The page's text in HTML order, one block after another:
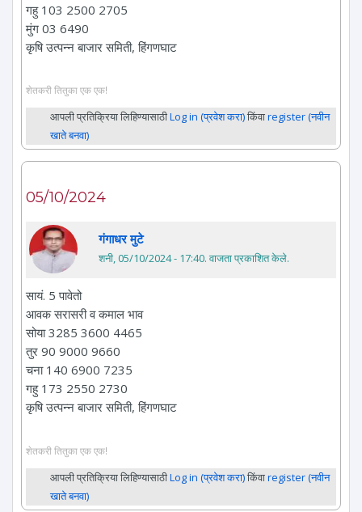
गहु 103 2500 2705
मुंग 03 6490
कृषि उत्पन्न बाजार समिती, हिंगणघाट
शेतकरी तितुका एक एक!
आपली प्रतिक्रिया लिहिण्यासाठीLog in (प्रवेश करा)किंवाregister (नवीन
खाते बनवा)
05/10/2024
गंगाधर मुटे
शनी, 05/10/2024 - 17:40. वाजता प्रकाशित केले.
सायं. 5 पावेतो
आवक सरासरी व कमाल भाव
सोया 3285 3600 4465
तुर 90 9000 9660
चना 140 6900 7235
गहु 173 2550 2730
कृषि उत्पन्न बाजार समिती, हिंगणघाट
शेतकरी तितुका एक एक!
आपली प्रतिक्रिया लिहिण्यासाठीLog in (प्रवेश करा)किंवाregister (नवीन
खाते बनवा)